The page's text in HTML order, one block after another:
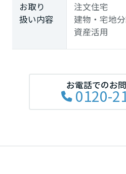
お取り
扱い内容
注文住宅
建物・宅地
資産活用
お電話でのお
0120-